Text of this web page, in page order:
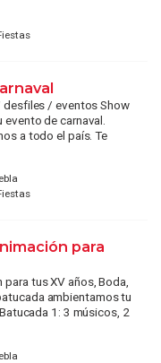
desfiles / eventos Show
de carnaval.
a todo el país. Te
para
tus XV años, Boda,
ambientamos tu
1: 3 músicos, 2